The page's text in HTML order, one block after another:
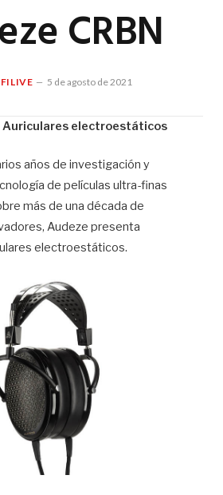
CRBN
5 de agosto de 2021
Auriculares electroestáticos
años de investigación y
de películas ultra-finas
más de una década de
Audeze presenta
electroestáticos.